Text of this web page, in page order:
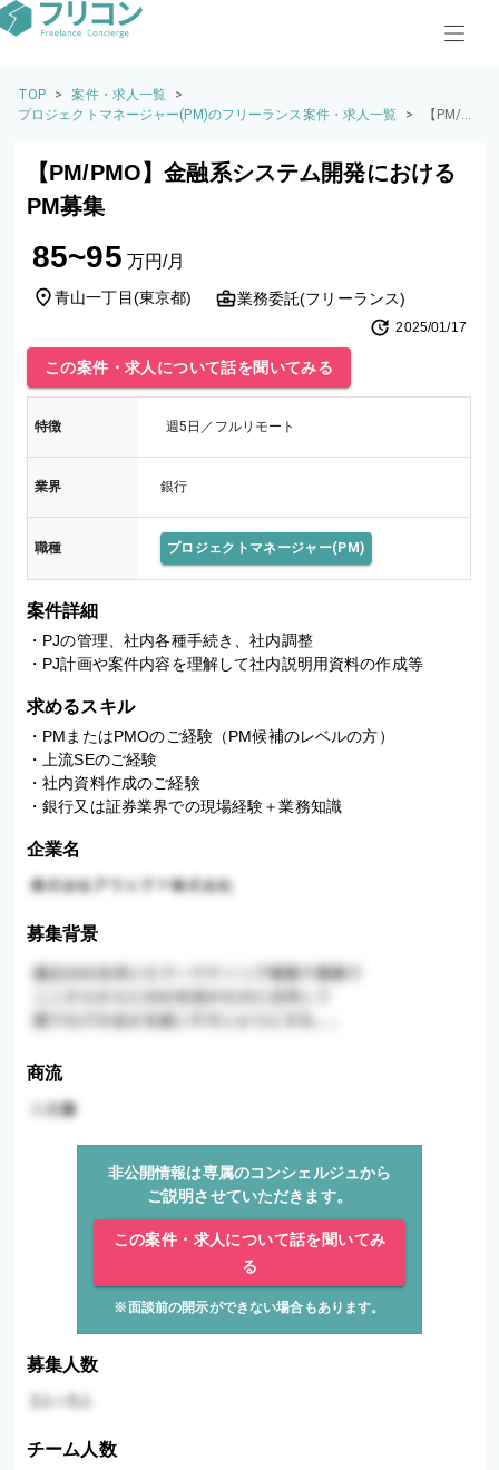
TOP > 案件・求人一覧
>
プロジェクトマネージャー(PM)のフリーランス案件・求人一覧
>
【PM/P
テム開発
【PM/PMO】金融系システム開発における
PM募集
85~95 万円/月
青山一丁目(東京都) 業務委託(フリーランス)
2025/01/17
この案件・求人について話を聞いてみる
特徴 週5日／フルリモート
業界 銀行
職種 プロジェクトマネージャー(PM)
案件詳細
・PJの管理、社内各種手続き、社内調整
・PJ計画や案件内容を理解して社内説明用資料の作成等
求めるスキル
・PMまたはPMOのご経験（PM候補のレベルの方）
・上流SEのご経験
・社内資料作成のご経験
・銀行又は証券業界での現場経験＋業務知識
企業名
募集背景
商流
非公開情報は専属のコンシェルジュから
ご説明させていただきます。
この案件・求人について話を聞いてみ
る
※面談前の開示ができない場合もあります。
募集人数
チーム人数